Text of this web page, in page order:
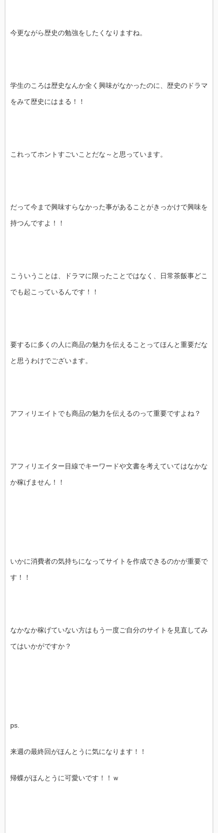
今更ながら歴史の勉強をしたくなりますね。
学生のころは歴史なんか全く興味がなかったのに、歴史のドラマ
をみて歴史にはまる！！
これってホントすごいことだな～と思っています。
だって今まで興味すらなかった事があることがきっかけで興味を
持つんですよ！！
こういうことは、ドラマに限ったことではなく、日常茶飯事どこ
でも起こっているんです！！
要するに多くの人に商品の魅力を伝えることってほんと重要だな
と思うわけでございます。
アフィリエイトでも商品の魅力を伝えるのって重要ですよね？
アフィリエイター目線でキーワードや文書を考えていてはなかな
か稼げません！！
いかに消費者の気持ちになってサイトを作成できるのかが重要で
す！！
なかなか稼げていない方はもう一度ご自分のサイトを見直してみ
てはいかがですか？
ps.
来週の最終回がほんとうに気になります！！
帰蝶がほんとうに可愛いです！！ｗ